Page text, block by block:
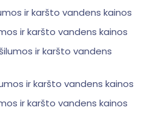
ir karšto vandens kainos
ir karšto vandens kainos
ir karšto vandens
ir karšto vandens kainos
ir karšto vandens kainos